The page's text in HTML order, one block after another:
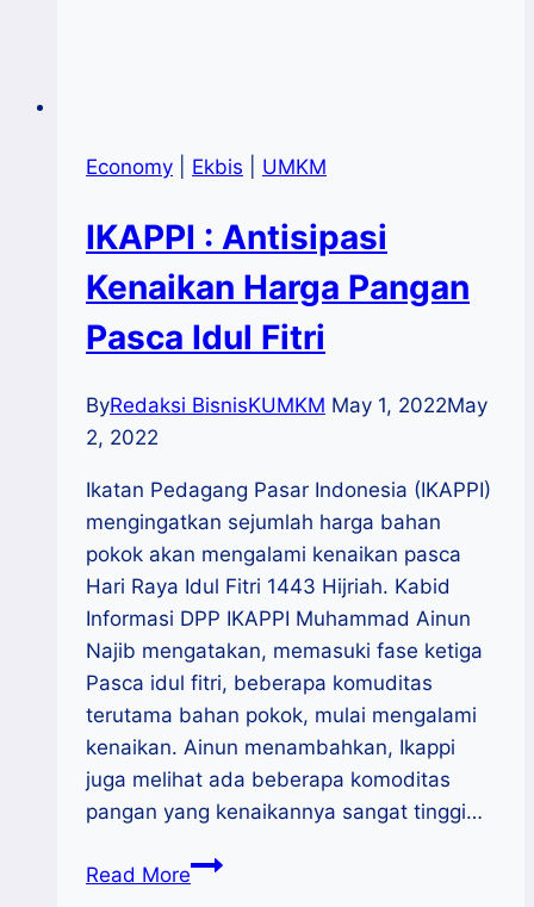
Economy Ekbis UMKM
IKAPPI : Antisipasi
Kenaikan Harga Pangan
Pasca Idul Fitri
ByRedaksi BisnisKUMKM May 1, 2022May
2, 2022
Ikatan Pedagang Pasar Indonesia (IKAPPI)
mengingatkan sejumlah harga bahan
pokok akan mengalami kenaikan pasca
Hari Raya Idul Fitri 1443 Hijriah. Kabid
Informasi DPP IKAPPI Muhammad Ainun
Najib mengatakan, memasuki fase ketiga
Pasca idul fitri, beberapa komuditas
terutama bahan pokok, mulai mengalami
kenaikan. Ainun menambahkan, Ikappi
juga melihat ada beberapa komoditas
pangan yang kenaikannya sangat tinggi…
Read MoreIKAPPI